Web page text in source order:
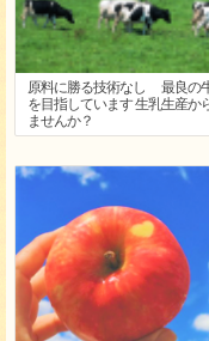
原料に勝る技術なし 最良の
を目指しています 生乳生産か
ませんか？